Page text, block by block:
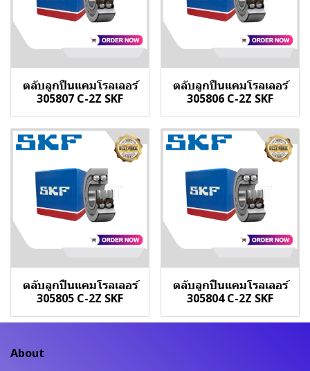
ตลับลูกปืนแคมโรลเลอร์
305807 C-2Z SKF
ตลับลูกปืนแคมโรลเลอร์
305806 C-2Z SKF
ตลับลูกปืนแคมโรลเลอร์
305805 C-2Z SKF
ตลับลูกปืนแคมโรลเลอร์
305804 C-2Z SKF
About